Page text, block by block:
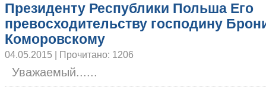
Президенту Республики Польша Его
превосходительству господину
Коморовскому
04.05.2015 | Прочитано: 1206
Уважаемый......